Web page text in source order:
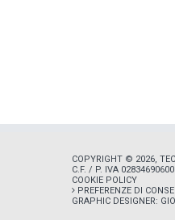
COPYRIGHT © 2026,
C.F. / P. IVA 02834690600
COOKIE POLICY
PREFERENZE DI
GRAPHIC DESIGNER: